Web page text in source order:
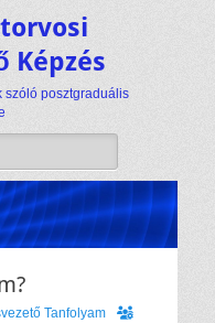
Képzés
szóló posztgraduális
Tanfolyam